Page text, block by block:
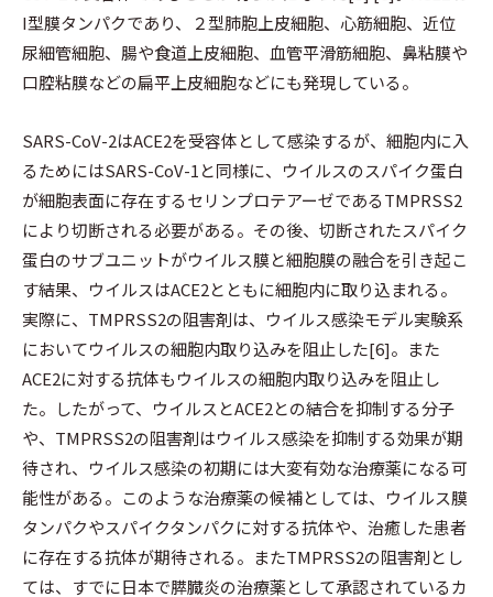
I型膜タンパクであり、２型肺胞上皮細胞、心筋細胞、近位
尿細管細胞、腸や食道上皮細胞、血管平滑筋細胞、鼻粘膜や
口腔粘膜などの扁平上皮細胞などにも発現している。
SARS-CoV-2はACE2を受容体として感染するが、細胞内に入
るためにはSARS-CoV-1と同様に、ウイルスのスパイク蛋白
が細胞表面に存在するセリンプロテアーゼであるTMPRSS2
により切断される必要がある。その後、切断されたスパイク
蛋白のサブユニットがウイルス膜と細胞膜の融合を引き起こ
す結果、ウイルスはACE2とともに細胞内に取り込まれる。
実際に、TMPRSS2の阻害剤は、ウイルス感染モデル実験系
においてウイルスの細胞内取り込みを阻止した[6]。また
ACE2に対する抗体もウイルスの細胞内取り込みを阻止し
た。したがって、ウイルスとACE2との結合を抑制する分子
や、TMPRSS2の阻害剤はウイルス感染を抑制する効果が期
待され、ウイルス感染の初期には大変有効な治療薬になる可
能性がある。このような治療薬の候補としては、ウイルス膜
タンパクやスパイクタンパクに対する抗体や、治癒した患者
に存在する抗体が期待される。またTMPRSS2の阻害剤とし
ては、すでに日本で膵臓炎の治療薬として承認されているカ